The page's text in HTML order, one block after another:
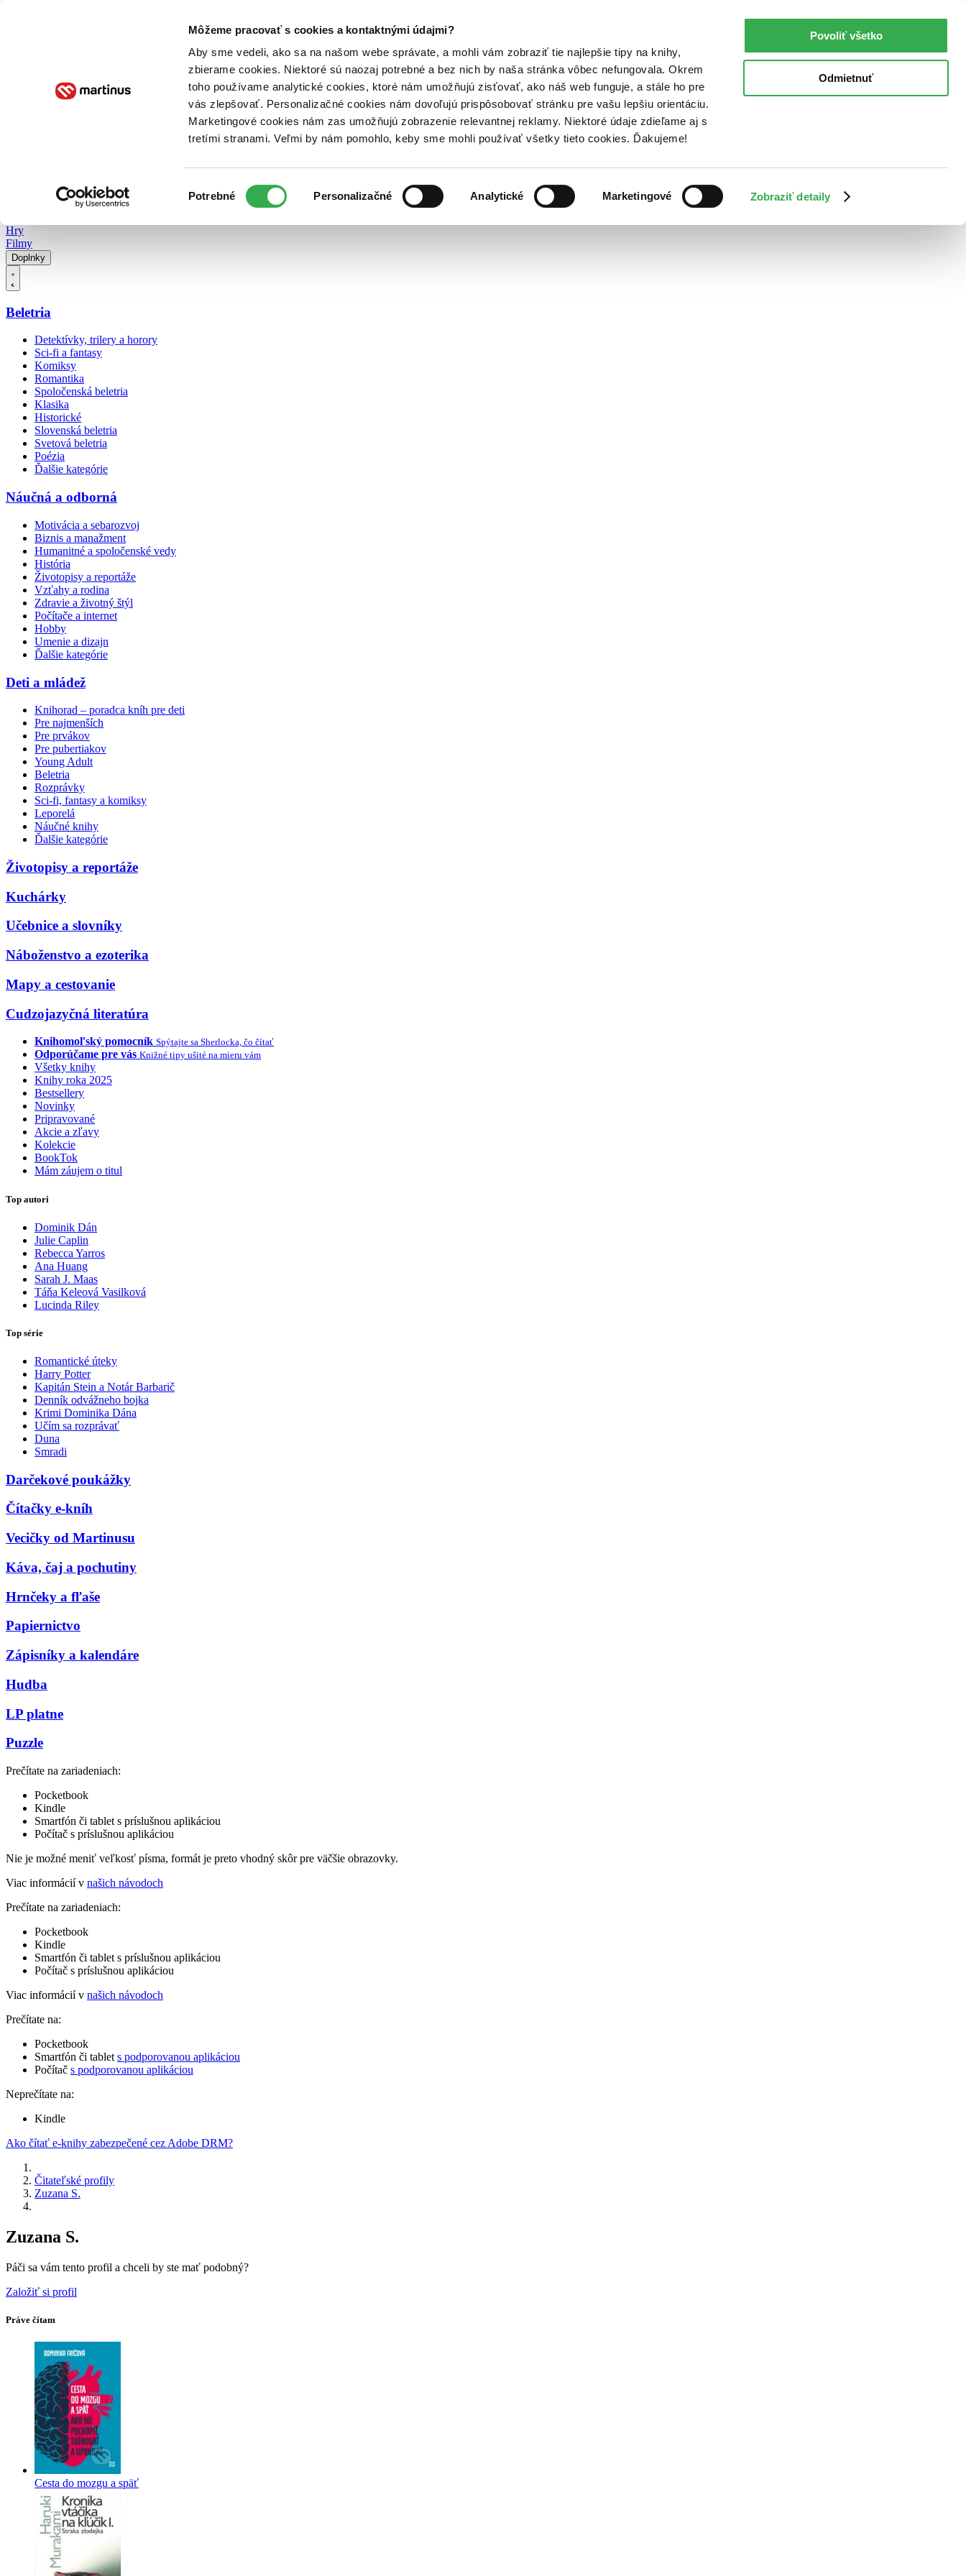
Môžeme pracovať s cookies a kontaktnými údajmi?
Aby sme vedeli, ako sa na našom webe správate, a mohli vám zobraziť tie najlepšie tipy na knihy,
zbierame cookies. Niektoré sú naozaj potrebné a bez nich by naša stránka vôbec nefungovala. Okrem
toho používame analytické cookies, ktoré nám umožňujú zisťovať, ako náš web funguje, a stále ho pre
vás zlepšovať. Personalizačné cookies nám dovoľujú prispôsobovať stránku pre vašu lepšiu orientáciu.
Marketingové cookies nám zas umožňujú zobrazenie relevantnej reklamy. Niektoré údaje zdieľame aj s
tretími stranami. Veľmi by nám pomohlo, keby sme mohli používať všetky tieto cookies. Ďakujeme!
súhlasu
Potrebné Personalizačné Analytické Marketingové Zobraziť detaily
Povoliť všetko
Odmietnuť
Poukážky Kontakt
Hry
Filmy
Doplnky
Beletria
Detektívky, trilery a horory
Sci-fi a fantasy
Komiksy
Romantika
Spoločenská beletria
Klasika
Historické
Slovenská beletria
Svetová beletria
Poézia
Ďalšie kategórie
Náučná a odborná
Motivácia a sebarozvoj
Biznis a manažment
Humanitné a spoločenské vedy
História
Životopisy a reportáže
Vzťahy a rodina
Zdravie a životný štýl
Počítače a internet
Hobby
Umenie a dizajn
Ďalšie kategórie
Deti a mládež
Knihorad – poradca kníh pre deti
Pre najmenších
Pre prvákov
Pre pubertiakov
Young Adult
Beletria
Rozprávky
Sci-fi, fantasy a komiksy
Leporelá
Náučné knihy
Ďalšie kategórie
Životopisy a reportáže
Kuchárky
Učebnice a slovníky
Náboženstvo a ezoterika
Mapy a cestovanie
Cudzojazyčná literatúra
Knihomoľský pomocník Spýtajte sa Sherlocka, čo čítať
Odporúčame pre vás Knižné tipy ušité na mieru vám
Všetky knihy
Knihy roka 2025
Bestsellery
Novinky
Pripravované
Akcie a zľavy
Kolekcie
BookTok
Mám záujem o titul
Top autori
Dominik Dán
Julie Caplin
Rebecca Yarros
Ana Huang
Sarah J. Maas
Táňa Keleová Vasilková
Lucinda Riley
Top série
Romantické úteky
Harry Potter
Kapitán Stein a Notár Barbarič
Denník odvážneho bojka
Krimi Dominika Dána
Učím sa rozprávať
Duna
Smradi
Darčekové poukážky
Čítačky e-kníh
Vecičky od Martinusu
Káva, čaj a pochutiny
Hrnčeky a fľaše
Papiernictvo
Zápisníky a kalendáre
Hudba
LP platne
Puzzle
Prečítate na zariadeniach:
Pocketbook
Kindle
Smartfón či tablet s príslušnou aplikáciou
Počítač s príslušnou aplikáciou
Nie je možné meniť veľkosť písma, formát je preto vhodný skôr pre väčšie obrazovky.
Viac informácií v našich návodoch
Prečítate na zariadeniach:
Pocketbook
Kindle
Smartfón či tablet s príslušnou aplikáciou
Počítač s príslušnou aplikáciou
Viac informácií v našich návodoch
Prečítate na:
Pocketbook
Smartfón či tablet s podporovanou aplikáciou
Počítač s podporovanou aplikáciou
Neprečítate na:
Kindle
Ako čítať e-knihy zabezpečené cez Adobe DRM?
Čitateľské profily
Zuzana S.
Zuzana S.
Páči sa vám tento profil a chceli by ste mať podobný?
Založiť si profil
Práve čítam
Cesta do mozgu a späť